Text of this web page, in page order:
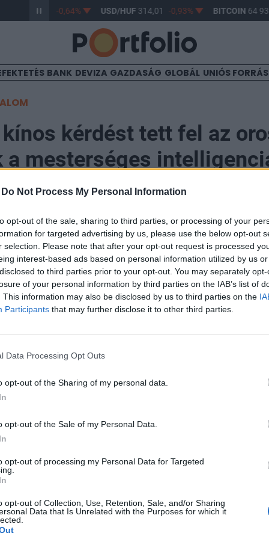
Do Not Process My Personal Information
opt-out of the sale, sharing to third parties, or processing of your
for targeted advertising by us, please use the below opt-out
selection. Please note that after your opt-out request is processed
interest-based ads based on personal information utilized by us
to third parties prior to your opt-out. You may separately
of your personal information by third parties on the IAB’s list of
This information may also be disclosed by us to third parties on the
Participants that may further disclose it to other third parties.
Data Processing Opt Outs
opt-out of the Sharing of my personal data.
opt-out of the Sale of my Personal Data.
opt-out of processing my Personal Data for Targeted
opt-out of Collection, Use, Retention, Sale, and/or Sharing
Data that Is Unrelated with the Purposes for which it
363,06 -0,64% USD/HUF314,01 -0,93% BITCOIN64
BANK DEVIZA GAZDASÁG GLOBÁL UNIÓS
kérdést tett fel az
a mesterséges
tartott csütörtökön Vlagyimir Putyin orosz
lehetett tőle. Külföldi újságírók mellett egy
is kérdést tett fel az államfőnek – írja a Reuters.
elnök. Vlagyimir Vlagyimirovics, üdv, a szentpétervári állami
kérdezni, igaz-e, hogy számos dublőre van? – tette fel az
portfolio.hu hírarchívumához tartozik, melynek olvasása
tartalmazza:
cikkarchívum